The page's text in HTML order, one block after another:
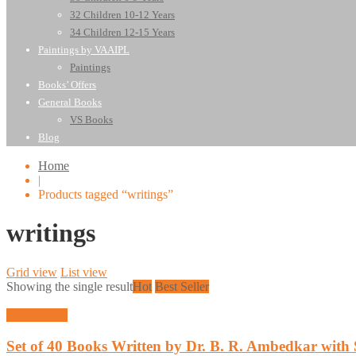
32 Children 10-12 Years
34 Children 12-15 Years
Paintings by VAAIPL
Paintings
Books’ Offers
General Books
VS Books
Blog
Home
|
Products tagged “writings”
writings
Grid view List view
Showing the single resultHot Best Seller
Set of 40 Books Written by Dr. B. R. Ambedkar